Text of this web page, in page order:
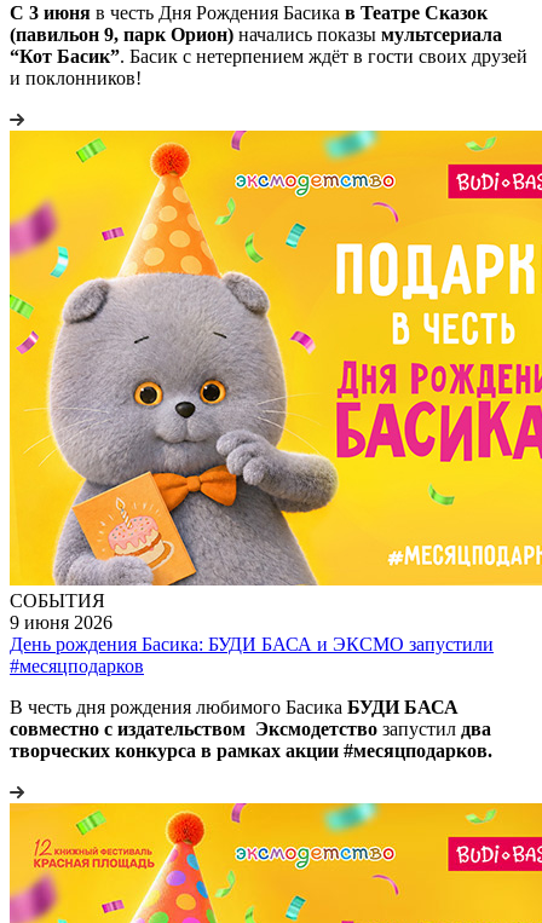
С 3 июня в честь Дня Рождения Басика в Театре Сказок
(павильон 9, парк Орион) начались показы мультсериала
“Кот Басик”. Басик с нетерпением ждёт в гости своих друзей
и поклонников!
СОБЫТИЯ
9 июня 2026
День рождения Басика: БУДИ БАСА и ЭКСМО запустили
#месяцподарков
В честь дня рождения любимого Басика БУДИ БАСА
совместно с издательством Эксмодетство запустил два
творческих конкурса в рамках акции #месяцподарков.